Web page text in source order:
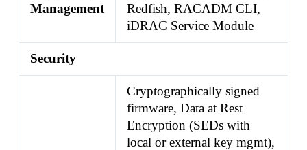
Management
Redfish, RACADM CLI,
iDRAC Service Module
Security
Cryptographically signed
firmware, Data at Rest
Encryption (SEDs with
local or external key mgmt),